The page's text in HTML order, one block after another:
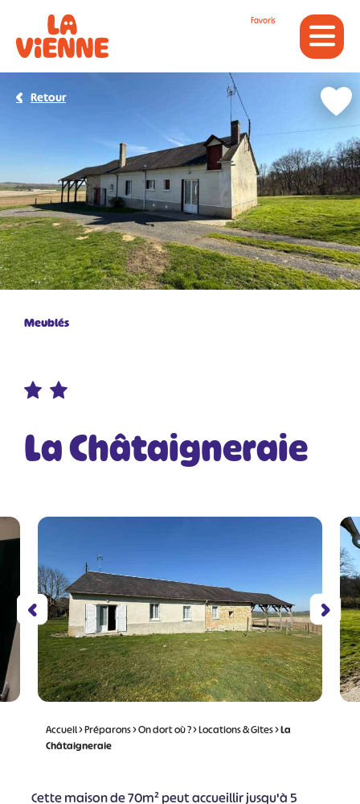
Favoris
Meublés
La Châtaigneraie
Retour
Accueil>Préparons>On dort où ?>Locations & Gites>La
Châtaigneraie
Cette maison de 70m² peut accueillir jusqu'à 5